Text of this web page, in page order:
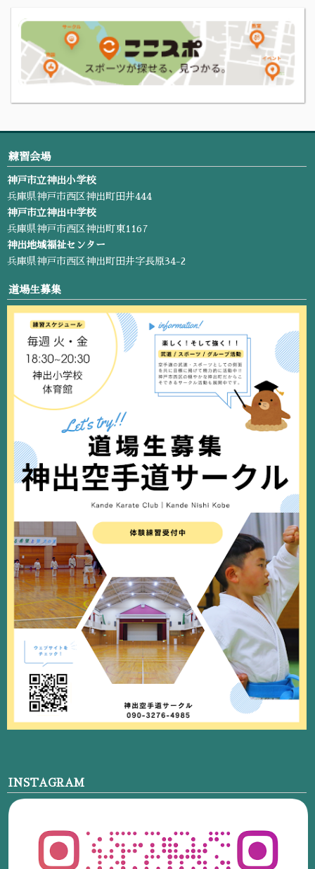
練習会場
神戸市立神出小学校
兵庫県神戸市西区神出町田井444
神戸市立神出中学校
兵庫県神戸市西区神出町東1167
神出地域福祉センター
兵庫県神戸市西区神出町田井字長原34-2
道場生募集
INSTAGRAM